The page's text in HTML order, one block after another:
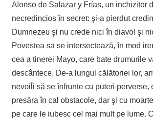
Alonso de Salazar y Frías, un inchizitor
necredincios în secret: şi-a pierdut
Dumnezeu şi nu crede nici în diavol şi
Povestea sa se intersectează, în mod
cea a tinerei Mayo, care bate drumurile
descântece. De-a lungul călătoriei lor,
nevoiĺi să se înfrunte cu puteri perverse,
presăra în cal obstacole, dar şi cu
pe care le iubesc cel mai mult pe lume.